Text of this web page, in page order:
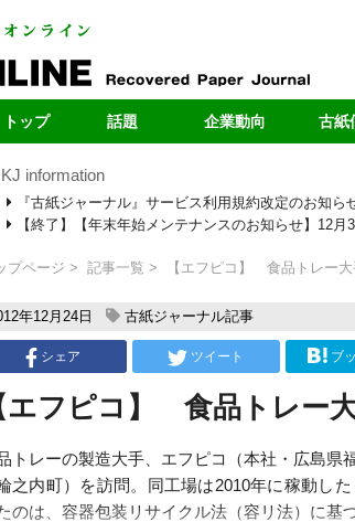
トップ 話題
最新のお知らせ
新型コロナ
段原紙の転抄・輸出
企業動向
自治体
ヤードレポート
新規ヤード
古紙
輸
製
海
KJ information
『古紙ジャーナル』サービス利用規約改定のお知ら
【終了】【年末年始メンテナンスのお知らせ】12月
プページ 記事一覧 【エフピコ】 食品トレー
年12月24日 古紙ジャーナル記事
シェア ツイート ブ
エフピコ】 食品トレー
トレーの製造大手、エフピコ（本社・広島県
之内町）を訪問。同工場は2010年に稼動し
のは、容器包装リサイクル法（容リ法）に基